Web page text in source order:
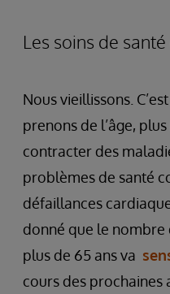
Les soins de
Nous vieillissons.
prenons de l’âge,
contracter des
problèmes de santé
défaillances
donné que le nombre
plus de 65 ans va
cours des prochaines